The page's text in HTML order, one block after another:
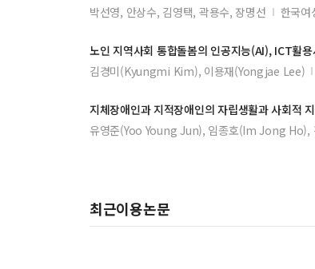
박선영, 안상수, 김영택, 곽용수, 장명선 한국여
노인 지역사회 통합돌봄의 인공지능(AI), ICT활
김경미(Kyungmi Kim), 이용재(Yongjae Lee)
지체장애인과 지적장애인의 자립생활과사회적
유영준(Yoo Young Jun), 임종호(Im Jong
최근이용논문